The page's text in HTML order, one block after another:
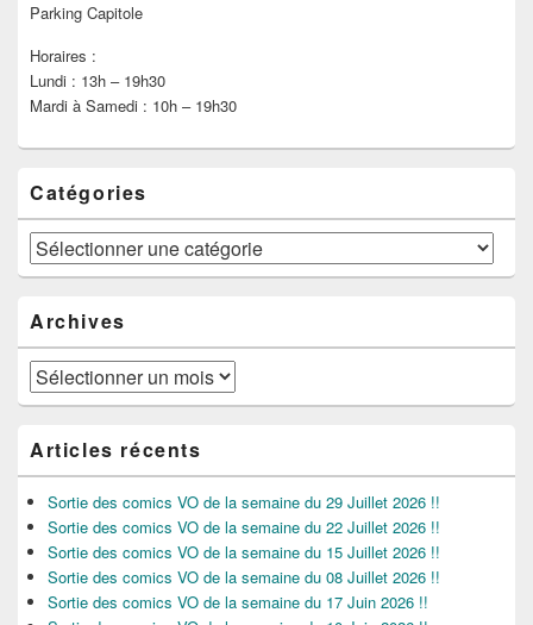
Parking Capitole
Horaires :
Lundi : 13h – 19h30
Mardi à Samedi : 10h – 19h30
Catégories
Catégories
Archives
Archives
Articles récents
Sortie des comics VO de la semaine du 29 Juillet 2026 !!
Sortie des comics VO de la semaine du 22 Juillet 2026 !!
Sortie des comics VO de la semaine du 15 Juillet 2026 !!
Sortie des comics VO de la semaine du 08 Juillet 2026 !!
Sortie des comics VO de la semaine du 17 Juin 2026 !!